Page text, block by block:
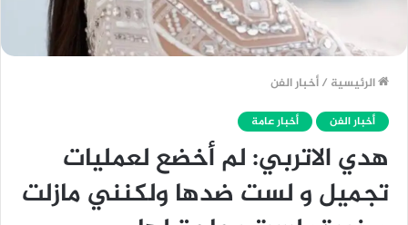
الرئيسية /أخبار الفن
أخبار الفن أخبار عامة
هدي الاتربي: لم أخضع لعمليات
تجميل و لست ضدها ولكنني مازلت